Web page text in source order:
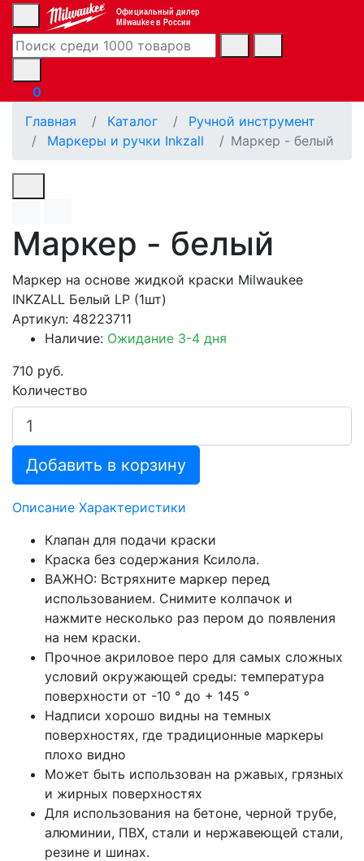
Официальный дилер
Milwaukee в России
0
Главная
Каталог
Ручной инструмент
Маркеры и ручки Inkzall
Маркер - белый
Маркер - белый
Маркер на основе жидкой краски Milwaukee
INKZALL Белый LP (1шт)
Артикул: 48223711
Наличие: Ожидание 3-4 дня
710 руб.
Количество
Добавить в корзину
Описание Характеристики
Клапан для подачи краски
Краска без содержания Ксилола.
ВАЖНО: Встряхните маркер перед
использованием. Снимите колпачок и
нажмите несколько раз пером до появления
на нем краски.
Прочное акриловое перо для самых сложных
условий окружающей среды: температура
поверхности от -10 ° до + 145 °
Надписи хорошо видны на темных
поверхностях, где традиционные маркеры
плохо видно
Может быть использован на ржавых, грязных
и жирных поверхностях
Для использования на бетоне, черной трубе,
алюминии, ПВХ, стали и нержавеющей стали,
резине и шинах.